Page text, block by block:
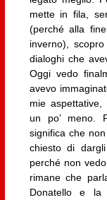
mette in fila,
(perché alla
inverno),
dialoghi che
Oggi vedo
avevo
mie
un po’ meno.
significa che
chiesto di
perché non
rimane che
Donatello e la